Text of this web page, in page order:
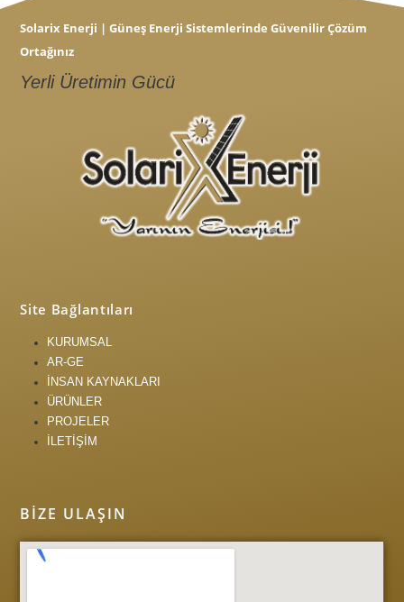
Solarix Enerji | Güneş Enerji Sistemlerinde Güvenilir Çözüm
Ortağınız
Yerli Üretimin Gücü
Site Bağlantıları
KURUMSAL
AR-GE
İNSAN KAYNAKLARI
ÜRÜNLER
PROJELER
İLETİŞİM
BIZE ULAŞIN